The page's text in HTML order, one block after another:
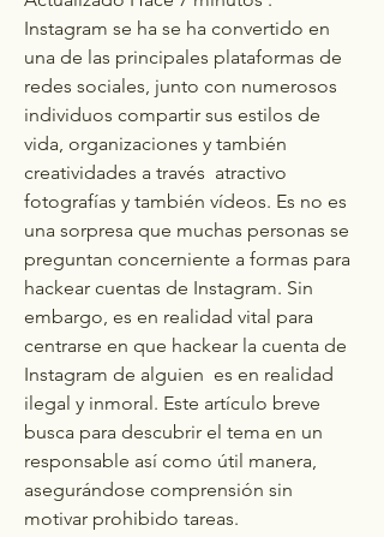
Instagram se ha se ha convertido en
una de las principales plataformas de
redes sociales, junto con numerosos
individuos compartir sus estilos de
vida, organizaciones y también
creatividades a través  atractivo
fotografías y también vídeos. Es no es
una sorpresa que muchas personas se
preguntan concerniente a formas para
hackear cuentas de Instagram. Sin
embargo, es en realidad vital para
centrarse en que hackear la cuenta de
Instagram de alguien  es en realidad
ilegal y inmoral. Este artículo breve
busca para descubrir el tema en un
responsable así como útil manera,
asegurándose comprensión sin
motivar prohibido tareas.